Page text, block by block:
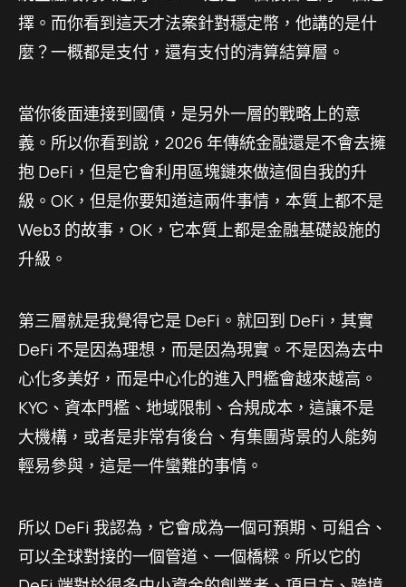
擇。而你看到這天才法案針對穩定幣，他講的是什
麼？一概都是支付，還有支付的清算結算層。
當你後面連接到國債，是另外一層的戰略上的意
義。所以你看到說，2026 年傳統金融還是不會去擁
抱 DeFi，但是它會利用區塊鏈來做這個自我的升
級。OK，但是你要知道這兩件事情，本質上都不是
Web3 的故事，OK，它本質上都是金融基礎設施的
升級。
第三層就是我覺得它是 DeFi。就回到 DeFi，其實
DeFi 不是因為理想，而是因為現實。不是因為去中
心化多美好，而是中心化的進入門檻會越來越高。
KYC、資本門檻、地域限制、合規成本，這讓不是
大機構，或者是非常有後台、有集團背景的人能夠
輕易參與，這是一件蠻難的事情。
所以 DeFi 我認為，它會成為一個可預期、可組合、
可以全球對接的一個管道、一個橋樑。所以它的